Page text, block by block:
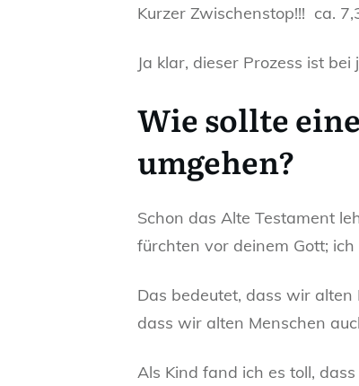
Kurzer Zwischenstop!!! ca.
Ja klar, dieser Prozess ist
Wie sollte
umgehen?
Schon das Alte Testament
fürchten vor deinem Gott; ich
Das bedeutet, dass wir alten
dass wir alten Menschen
Als Kind fand ich es toll,